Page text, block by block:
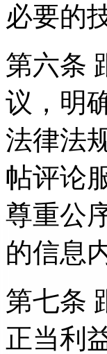
必要的
第六条
议，明
法律法
帖评论
尊重公
的信息
第七条
正当利